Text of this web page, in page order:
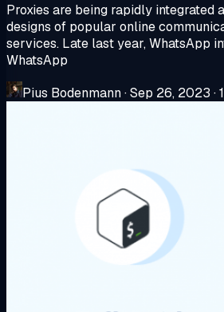
Proxies are being rapidly integrated
designs of popular online
services. Late last year, WhatsApp
WhatsApp
Pius Bodenmann·Sep 26, 2023 ·